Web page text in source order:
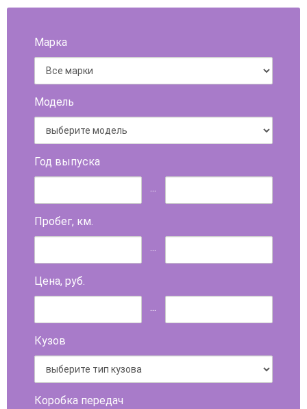
Марка
Модель
Год выпуска
...
Пробег, км.
...
Цена, руб.
...
Кузов
Коробка передач